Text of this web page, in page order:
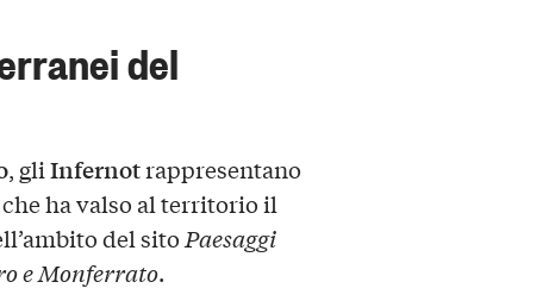
del
, gliInfernotrappresentano
ha valso al territorio il
del sitoPaesaggi
e Monferrato.